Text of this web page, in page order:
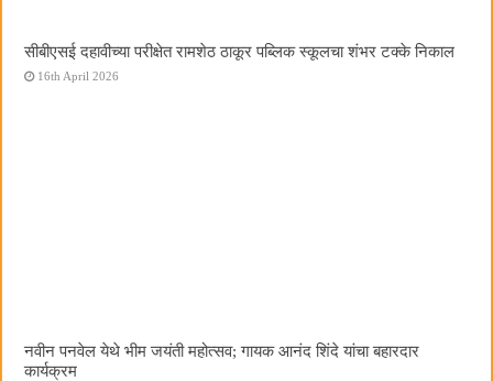
सीबीएसई दहावीच्या परीक्षेत रामशेठ ठाकूर पब्लिक स्कूलचा शंभर टक्के निकाल
16th April 2026
नवीन पनवेल येथे भीम जयंती महोत्सव; गायक आनंद शिंदे यांचा बहारदार
कार्यक्रम